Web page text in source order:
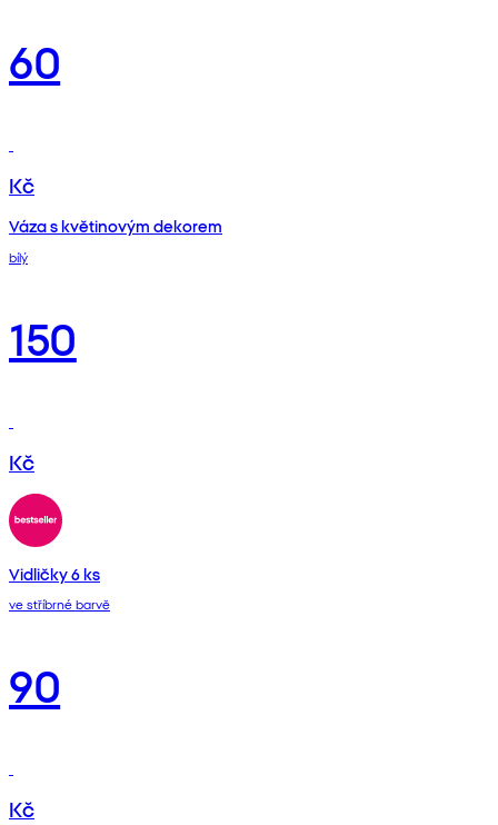
60
Kč
Váza s květinovým dekorem
bílý
150
Kč
Vidličky 6 ks
ve stříbrné barvě
90
Kč